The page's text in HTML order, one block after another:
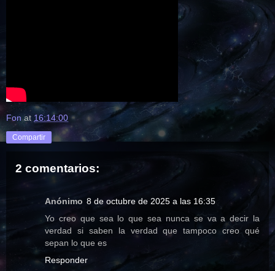
Fon at 16:14:00
Compartir
2 comentarios:
Anónimo 8 de octubre de 2025 a las 16:35
Yo creo que sea lo que sea nunca se va a decir la
verdad si saben la verdad que tampoco creo qué
sepan lo que es
Responder